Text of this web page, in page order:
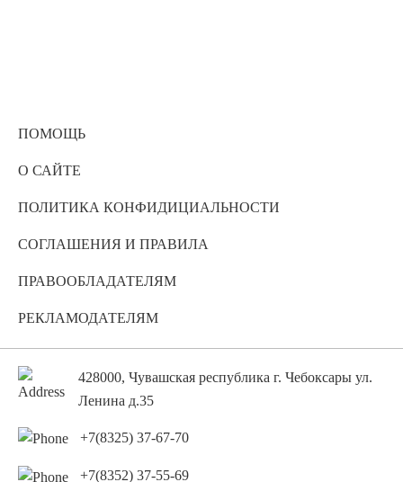
ПОМОЩЬ
О САЙТЕ
ПОЛИТИКА КОНФИДИЦИАЛЬНОСТИ
СОГЛАШЕНИЯ И ПРАВИЛА
ПРАВООБЛАДАТЕЛЯМ
РЕКЛАМОДАТЕЛЯМ
428000, Чувашская республика г. Чебоксары ул.
Ленина д.35
+7(8325) 37-67-70
+7(8352) 37-55-69